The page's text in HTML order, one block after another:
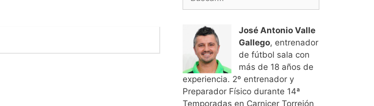
José Antonio Valle
Gallego, entrenador
de fútbol sala con
más de 18 años de
experiencia. 2º entrenador y
Preparador Físico durante 14ª
Temporadas en Carnicer Torrejón